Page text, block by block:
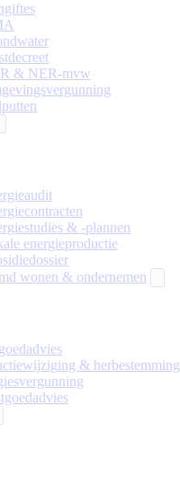
& NER-mvw
& -plannen
energieproductie
wonen & ondernemen
& herbestemming